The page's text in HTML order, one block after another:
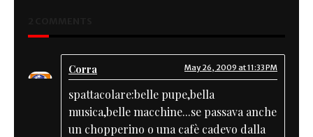
Corra May 26, 2009 at 11:33 PM
spattacolare:belle pupe,bella
musica,belle macchine...se passava anche
un chopperino o una cafè cadevo dalla